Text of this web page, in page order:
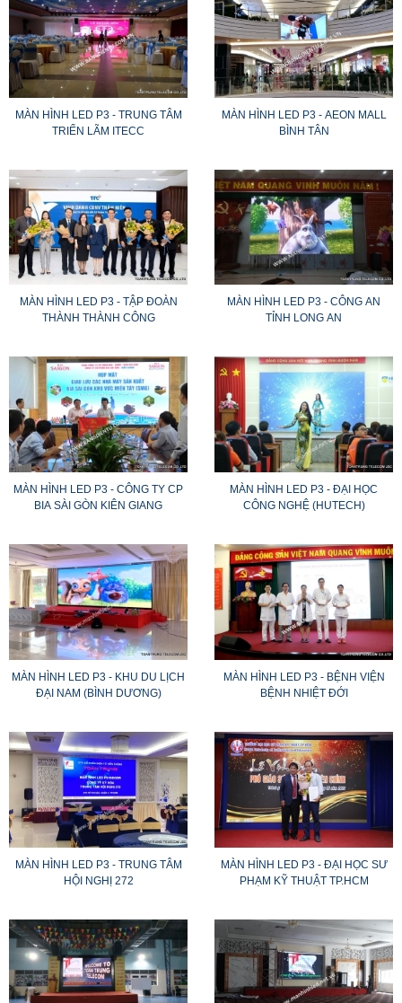
MÀN HÌNH LED P3 - TRUNG TÂM
TRIỂN LÃM ITECC
MÀN HÌNH LED P3 - AEON MALL
BÌNH TÂN
MÀN HÌNH LED P3 - TẬP ĐOÀN
THÀNH THÀNH CÔNG
MÀN HÌNH LED P3 - CÔNG AN
TỈNH LONG AN
MÀN HÌNH LED P3 - CÔNG TY CP
BIA SÀI GÒN KIÊN GIANG
MÀN HÌNH LED P3 - ĐẠI HỌC
CÔNG NGHỆ (HUTECH)
MÀN HÌNH LED P3 - KHU DU LỊCH
ĐẠI NAM (BÌNH DƯƠNG)
MÀN HÌNH LED P3 - BỆNH VIỆN
BỆNH NHIỆT ĐỚI
MÀN HÌNH LED P3 - TRUNG TÂM
HỘI NGHỊ 272
MÀN HÌNH LED P3 - ĐẠI HỌC SƯ
PHẠM KỸ THUẬT TP.HCM